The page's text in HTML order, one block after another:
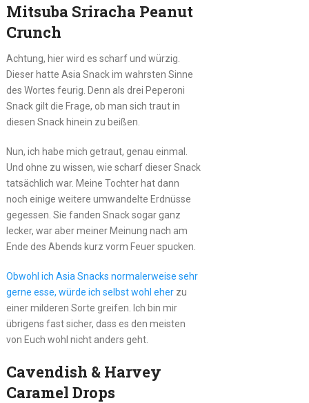
Mitsuba Sriracha Peanut
Crunch
Achtung, hier wird es scharf und würzig.
Dieser hatte Asia Snack im wahrsten Sinne
des Wortes feurig. Denn als drei Peperoni
Snack gilt die Frage, ob man sich traut in
diesen Snack hinein zu beißen.
Nun, ich habe mich getraut, genau einmal.
Und ohne zu wissen, wie scharf dieser Snack
tatsächlich war. Meine Tochter hat dann
noch einige weitere umwandelte Erdnüsse
gegessen. Sie fanden Snack sogar ganz
lecker, war aber meiner Meinung nach am
Ende des Abends kurz vorm Feuer spucken.
Obwohl ich Asia Snacks normalerweise sehr
gerne esse, würde ich selbst wohl eherzu
einer milderen Sorte greifen. Ich bin mir
übrigens fast sicher, dass es den meisten
von Euch wohl nicht anders geht.
Cavendish & Harvey
Caramel Drops